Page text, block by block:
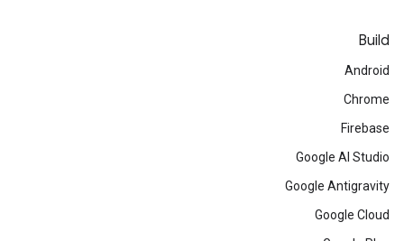
Build
Android
Chrome
Firebase
Google AI Studio
Google Antigravity
Google Cloud